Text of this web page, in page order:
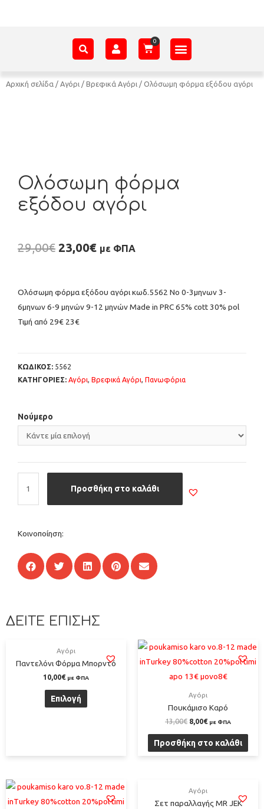
Αρχική σελίδα / Αγόρι / Βρεφικά Αγόρι / Ολόσωμη φόρμα εξόδου αγόρι
Ολόσωμη φόρμα
εξόδου αγόρι
29,00€ 23,00€ με ΦΠΑ
Ολόσωμη φόρμα εξόδου αγόρι κωδ.5562 Νο 0-3μηνων 3-
6μηνων 6-9 μηνών 9-12 μηνών Μade in PRC 65% cott 30% pol
Τιμή από 29€ 23€
ΚΩΔΙΚΟΣ: 5562
ΚΑΤΗΓΟΡΙΕΣ: Αγόρι, Βρεφικά Αγόρι, Πανωφόρια
Νούμερο
Προσθήκη στο καλάθι
Κοινοποίηση:
ΔΕΙΤΕ ΕΠΙΣΗΣ
Αγόρι
Παντελόνι Φόρμα Μπορντό
10,00€ με ΦΠΑ
Επιλογή Αγόρι
Πουκάμισο Καρό
13,00€ 8,00€ με ΦΠΑ
Προσθήκη στο καλάθι
Αγόρι
Σετ παραλλαγής MR JEK